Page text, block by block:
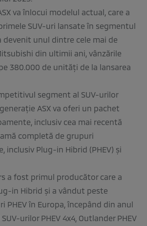
va înlocui modelul actual, care a
SUV-uri lansate în segmentul
devenit unul dintre cele mai de
din ultimii ani, vânzările
380.000 de unități de la lansarea
segment al SUV-urilor
ASX va oferi un pachet
inclusiv cea mai recentă
completă de grupuri
inclusiv Plug-in Hibrid (PHEV) și
a fost primul producător care a
in Hibrid și a vândut peste
PHEV în Europa, începând din anul
urilor PHEV 4x4, Outlander PHEV